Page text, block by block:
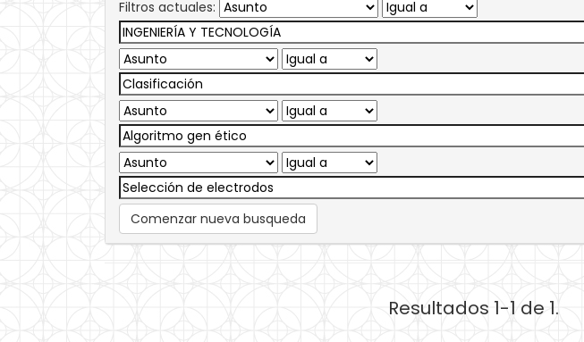
Filtros actuales:
Comenzar nueva busqueda
Resultados 1-1 de 1.